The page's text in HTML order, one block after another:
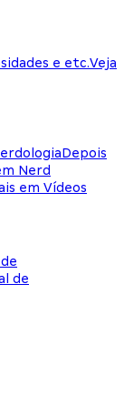
e etc.Veja
Depois
Nerd
em Vídeos
de